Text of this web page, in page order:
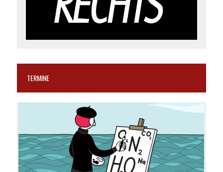
TERMINE